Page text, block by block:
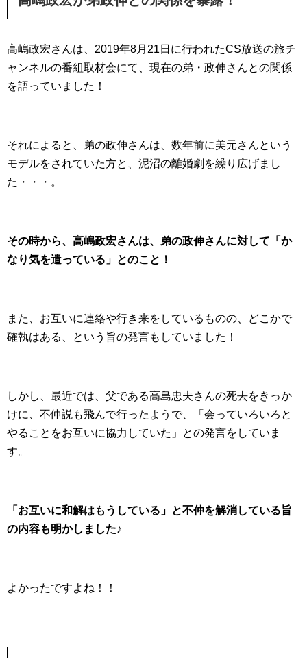
高嶋政宏さんは、2019年8月21日に行われたCS放送の旅チ
ャンネルの番組取材会にて、現在の弟・政伸さんとの関係
を語っていました！
それによると、弟の政伸さんは、数年前に美元さんという
モデルをされていた方と、泥沼の離婚劇を繰り広げまし
た・・・。
その時から、高嶋政宏さんは、弟の政伸さんに対して「か
なり気を遣っている」とのこと！
また、お互いに連絡や行き来をしているものの、どこかで
確執はある、という旨の発言もしていました！
しかし、最近では、父である高島忠夫さんの死去をきっか
けに、不仲説も飛んで行ったようで、「会っていろいろと
やることをお互いに協力していた」との発言をしていま
す。
「お互いに和解はもうしている」と不仲を解消している旨
の内容も明かしました♪
よかったですよね！！